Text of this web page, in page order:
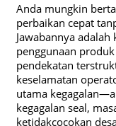
Anda mungkin
perbaikan cepat
Jawabannya
penggunaan
pendekatan
keselamatan
utama
kegagalan seal,
ketidakcocokan